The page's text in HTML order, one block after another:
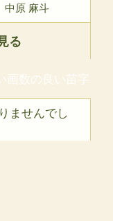
中原 麻斗
る
画数の良い苗字
ませんでし